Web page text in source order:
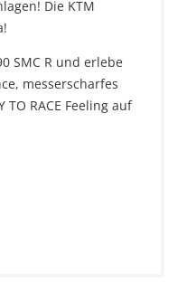
Die KTM
SMC R und erlebe
messerscharfes
TO RACE Feeling auf